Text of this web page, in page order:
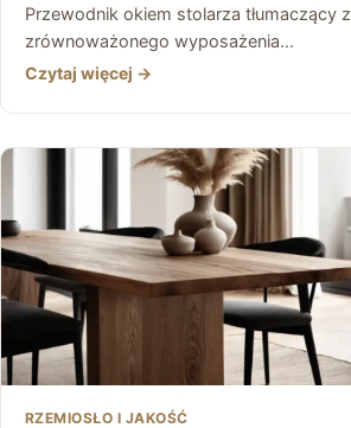
Przewodnik okiem stolarza tłumaczący
zrównoważonego wyposażenia…
Czytaj więcej →
RZEMIOSŁO I JAKOŚĆ